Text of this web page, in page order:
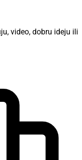
video, dobru ideju ili